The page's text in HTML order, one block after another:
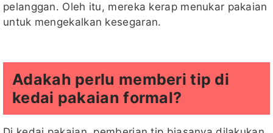
pelanggan. Oleh itu, mereka kerap menukar pakaian
untuk mengekalkan kesegaran.
Adakah perlu memberi tip di
kedai pakaian formal?